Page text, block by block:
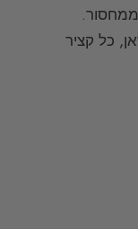
כל קציר